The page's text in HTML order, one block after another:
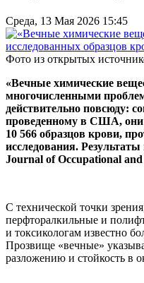
Среда, 13 Мая 2026 15:45
Фото из открытых
«Вечные химические
многочисленными
действительно повсюду:
проведенному в США,
10 566 образцов крови,
исследования.
Journal of Occupational
С технической точки
перфторалкильные и
и токсикологам известно
Прозвище «вечные»
разложению и стойкость в